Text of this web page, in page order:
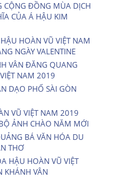
CỘNG ĐỒNG MÙA DỊCH
CỦA Á HẬU KIM
HOÀN VŨ VIỆT NAM
NGÀY VALENTINE
VÂN ĐĂNG QUANG
NAM 2019
DẠO PHỐ SÀI GÒN
VŨ VIỆT NAM 2019
ẢNH CHÀO NĂM MỚI
BÁ VĂN HÓA DU
THƠ
HẬU HOÀN VŨ VIỆT
KHÁNH VÂN